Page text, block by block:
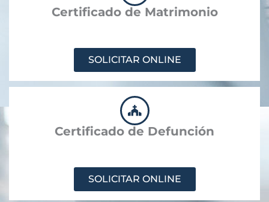
Certificado de Matrimonio
SOLICITAR ONLINE
Certificado de Defunción
SOLICITAR ONLINE